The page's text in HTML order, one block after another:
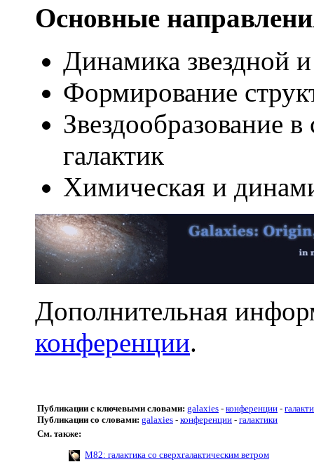
Основные
Динамика звездной
Формирование
Звездообразование
галактик
Химическая и
Дополнительная
конференции.
Публикации с ключевыми словами: galaxies - конференции -
Публикации со словами: galaxies - конференции - галактики
См. также:
M82: галактика со сверхгалактическим ветром